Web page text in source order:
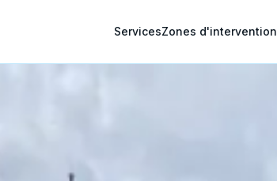
ServicesZones d'intervention